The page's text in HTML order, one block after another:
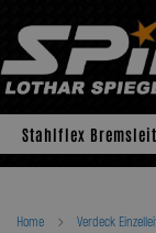
content
Stahlflex
Home Verdeck